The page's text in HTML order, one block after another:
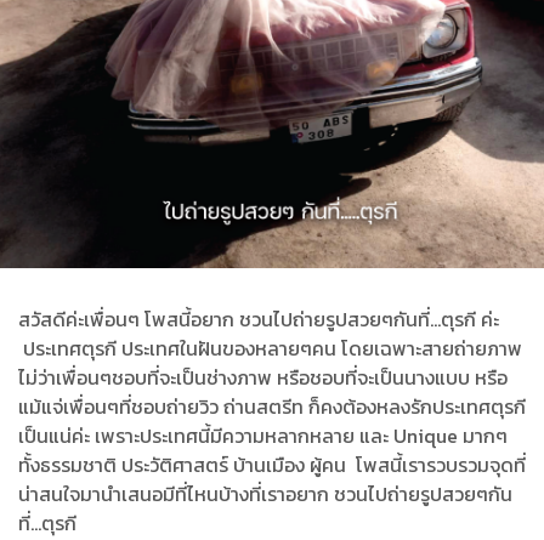
สวัสดีค่ะเพื่อนๆ โพสนี้อยาก ชวนไปถ่ายรูปสวยๆกันที่...ตุรกี ค่ะ
ประเทศตุรกี ประเทศในฝันของหลายๆคน โดยเฉพาะสายถ่ายภาพ
ไม่ว่าเพื่อนๆชอบที่จะเป็นช่างภาพ หรือชอบที่จะเป็นนางแบบ หรือ
แม้แจ่เพื่อนๆที่ชอบถ่ายวิว ถ่านสตรีท ก็คงต้องหลงรักประเทศตุรกี
เป็นแน่ค่ะ เพราะประเทศนี้มีความหลากหลาย และ Unique มากๆ
ทั้งธรรมชาติ ประวัติศาสตร์ บ้านเมือง ผู้คน โพสนี้เรารวบรวมจุดที่
น่าสนใจมานำเสนอมีที่ไหนบ้างที่เราอยาก ชวนไปถ่ายรูปสวยๆกัน
ที่...ตุรกี